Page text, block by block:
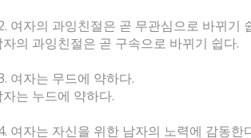
여자의 과잉친절은 곧 무관심으로 바뀌기
자의 과잉친절은 곧 구속으로 바뀌기 쉽다.
여자는 무드에 약하다.
자는 누드에 약하다.
여자는 자신을 위한 남자의 노력에 감동한